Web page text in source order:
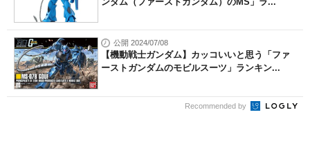
公開 2024/07/08
【機動戦士ガンダム】カッコいいと思う「ファ
ーストガンダムのモビルスーツ」ランキン...
Recommended by